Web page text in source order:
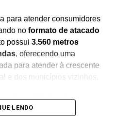
para atender consumidores
no formato de atacado
possui 3.560 metros
, oferecendo uma
para atender à crescente
e dos municípios vizinhos.
estão os20 checkouts
atendimento, além de um
LENDO